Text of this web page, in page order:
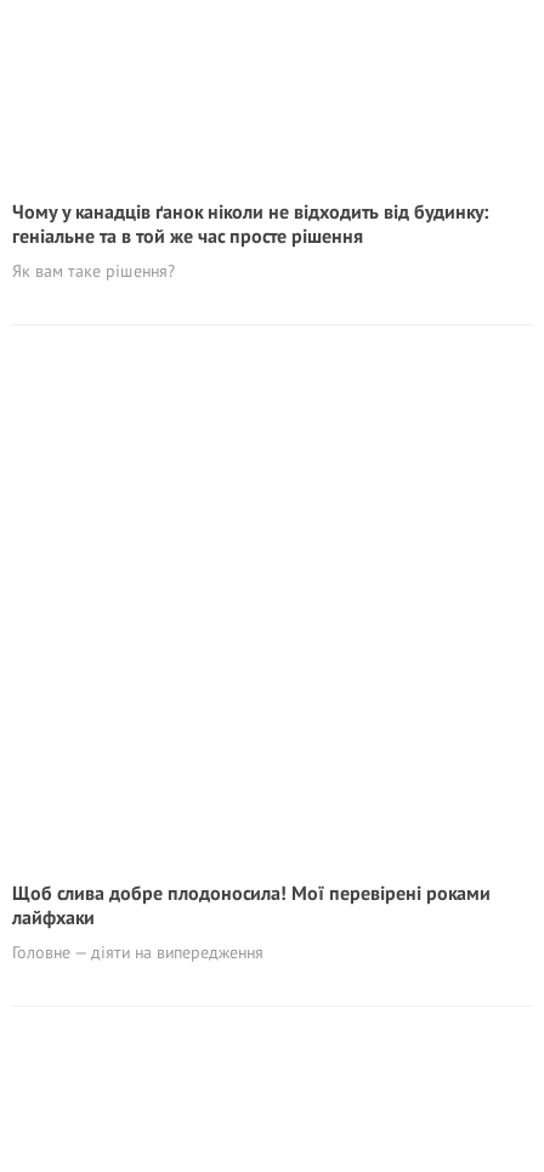
Чому у канадців ґанок ніколи не відходить від будинку:
геніальне та в той же час просте рішення
Як вам таке рішення?
Щоб слива добре плодоносила! Мої перевірені роками
лайфхаки
Головне — діяти на випередження